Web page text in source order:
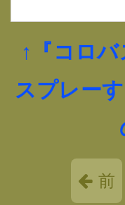
↑『コロ
スプレー
前